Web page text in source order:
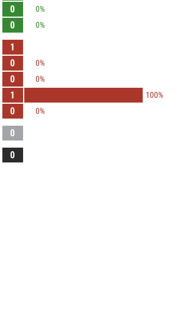
0
0%
0 0%
1
0
0%
0
0%
1
100%
0 0%
0
0